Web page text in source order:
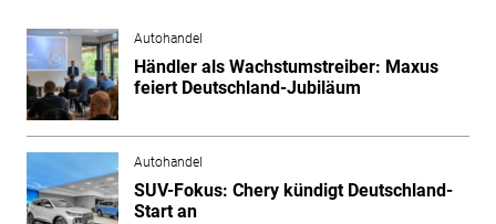
Autohandel
Händler als Wachstumstreiber: Maxus
feiert Deutschland-Jubiläum
Autohandel
SUV-Fokus: Chery kündigt Deutschland-
Start an